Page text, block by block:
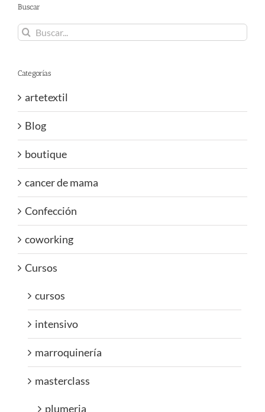
Buscar
Buscar:
Categorías
artetextil
Blog
boutique
cancer de mama
Confección
coworking
Cursos
cursos
intensivo
marroquinería
masterclass
plumeria